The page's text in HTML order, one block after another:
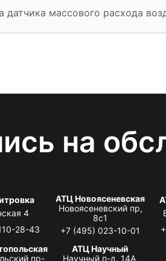
датчика массового расхода
на
4
28-43
АТЦ Новоясеневская
Новоясеневский пр,
8с1
+7 (495) 023-10-01
пр-
АТЦ Научный
Научный п-д, 14А,